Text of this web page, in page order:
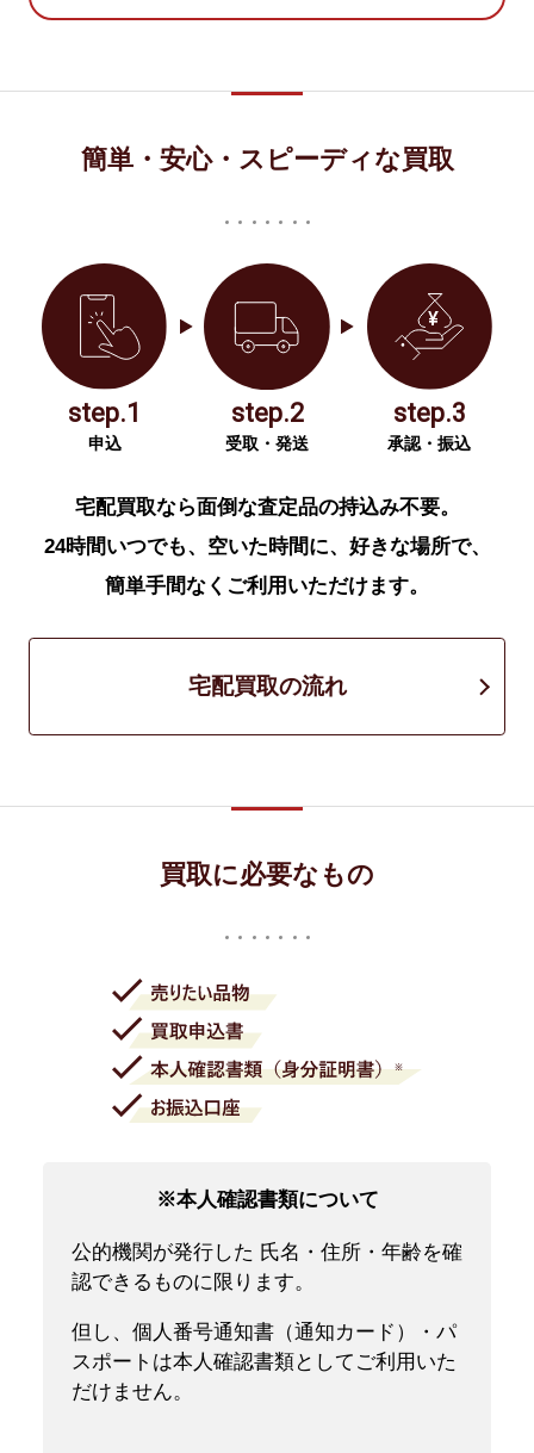
簡単・安心・スピーディな買取
step.1
申込
step.2
受取・発送
step.3
承認・振込
宅配買取なら面倒な査定品の持込み不要。
24時間いつでも、空いた時間に、好きな場所で、
簡単手間なくご利用いただけます。
宅配買取の流れ
買取に必要なもの
※本人確認書類について
公的機関が発行した 氏名・住所・年齢を確
認できるものに限ります。
但し、個人番号通知書（通知カード）・パ
スポートは本人確認書類としてご利用いた
だけません。